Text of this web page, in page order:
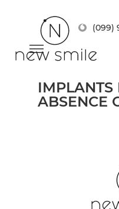
(099)
IMPLANTS
ABSENCE